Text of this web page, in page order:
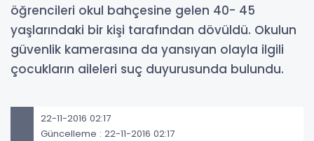
öğrencileri okul bahçesine gelen 40- 45
yaşlarındaki bir kişi tarafından dövüldü. Okulun
güvenlik kamerasına da yansıyan olayla ilgili
çocukların aileleri suç duyurusunda bulundu.
22-11-2016 02:17
Güncelleme : 22-11-2016 02:17